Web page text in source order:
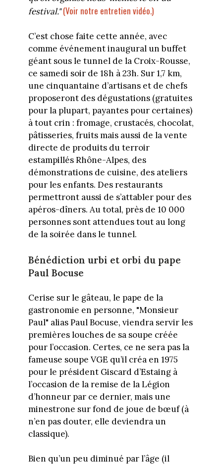
festival."(Voir notre entretien vidéo.)
C’est chose faite cette année, avec
comme événement inaugural un buffet
géant sous le tunnel de la Croix-Rousse,
ce samedi soir de 18h à 23h. Sur 1,7 km,
une cinquantaine d’artisans et de chefs
proposeront des dégustations (gratuites
pour la plupart, payantes pour certaines)
à tout crin : fromage, crustacés, chocolat,
pâtisseries, fruits mais aussi de la vente
directe de produits du terroir
estampillés Rhône-Alpes, des
démonstrations de cuisine, des ateliers
pour les enfants. Des restaurants
permettront aussi de s’attabler pour des
apéros-dîners. Au total, près de 10 000
personnes sont attendues tout au long
de la soirée dans le tunnel.
Bénédiction urbi et orbi du pape
Paul Bocuse
Cerise sur le gâteau, le pape de la
gastronomie en personne, "Monsieur
Paul" alias Paul Bocuse, viendra servir les
premières louches de sa soupe créée
pour l’occasion. Certes, ce ne sera pas la
fameuse soupe VGE qu’il créa en 1975
pour le président Giscard d’Estaing à
l’occasion de la remise de la Légion
d’honneur par ce dernier, mais une
minestrone sur fond de joue de bœuf (à
n’en pas douter, elle deviendra un
classique).
Bien qu’un peu diminué par l’âge (il